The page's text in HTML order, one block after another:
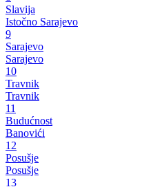
Slavija
Istočno Sarajevo
9
Sarajevo
Sarajevo
10
Travnik
Travnik
11
Budućnost
Banovići
12
Posušje
Posušje
13